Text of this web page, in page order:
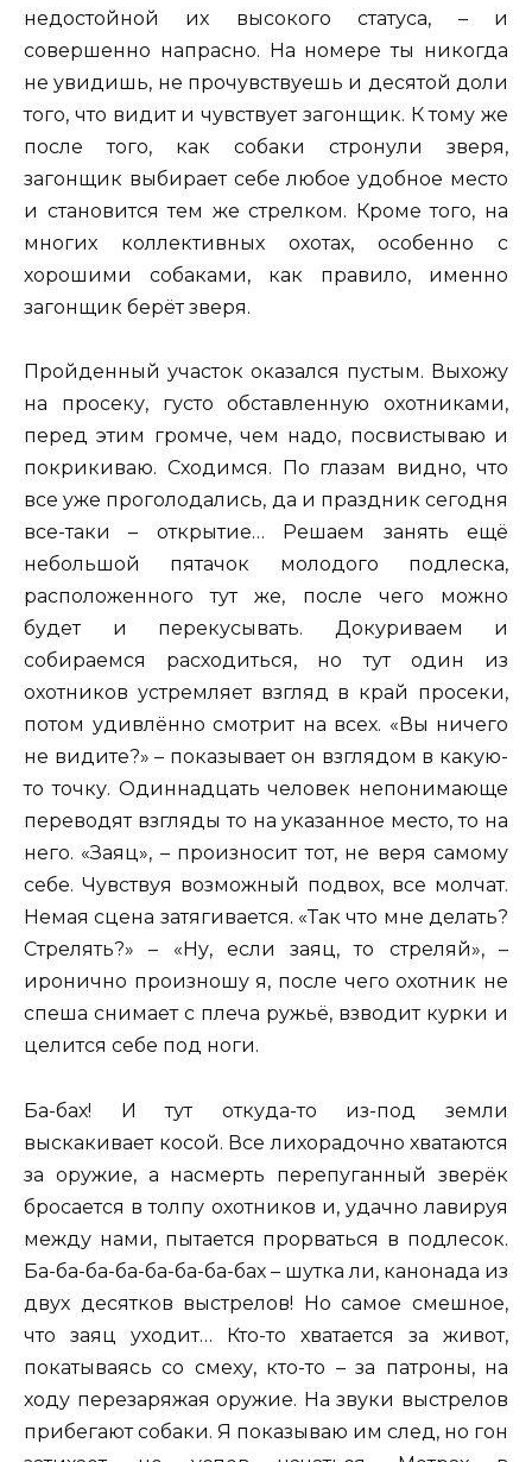
недостойной их высокого статуса, – и
совершенно напрасно. На номере ты никогда
не увидишь, не прочувствуешь и десятой доли
того, что видит и чувствует загонщик. К тому же
после того, как собаки стронули зверя,
загонщик выбирает себе любое удобное место
и становится тем же стрелком. Кроме того, на
многих коллективных охотах, особенно с
хорошими собаками, как правило, именно
загонщик берёт зверя.
Пройденный участок оказался пустым. Выхожу
на просеку, густо обставленную охотниками,
перед этим громче, чем надо, посвистываю и
покрикиваю. Сходимся. По глазам видно, что
все уже проголодались, да и праздник сегодня
все-таки – открытие… Решаем занять ещё
небольшой пятачок молодого подлеска,
расположенного тут же, после чего можно
будет и перекусывать. Докуриваем и
собираемся расходиться, но тут один из
охотников устремляет взгляд в край просеки,
потом удивлённо смотрит на всех. «Вы ничего
не видите?» – показывает он взглядом в какую-
то точку. Одиннадцать человек непонимающе
переводят взгляды то на указанное место, то на
него. «Заяц», – произносит тот, не веря самому
себе. Чувствуя возможный подвох, все молчат.
Немая сцена затягивается. «Так что мне делать?
Стрелять?» – «Ну, если заяц, то стреляй», –
иронично произношу я, после чего охотник не
спеша снимает с плеча ружьё, взводит курки и
целится себе под ноги.
Ба-бах! И тут откуда-то из-под земли
выскакивает косой. Все лихорадочно хватаются
за оружие, а насмерть перепуганный зверёк
бросается в толпу охотников и, удачно лавируя
между нами, пытается прорваться в подлесок.
Ба-ба-ба-ба-ба-ба-ба-бах – шутка ли, канонада из
двух десятков выстрелов! Но самое смешное,
что заяц уходит… Кто-то хватается за живот,
покатываясь со смеху, кто-то – за патроны, на
ходу перезаряжая оружие. На звуки выстрелов
прибегают собаки. Я показываю им след, но гон